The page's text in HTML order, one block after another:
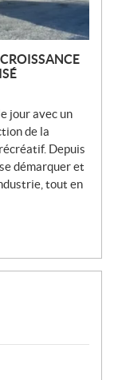
jour avec un
de la
Depuis
démarquer et
tout en